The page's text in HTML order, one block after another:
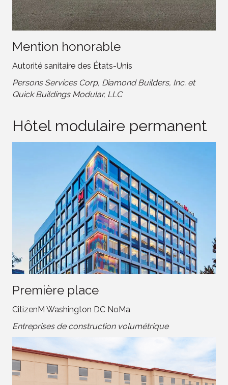
Mention honorable
Autorité sanitaire des États-Unis
Persons Services Corp, Diamond Builders, Inc. et
Quick Buildings Modular, LLC
Hôtel modulaire permanent
Première place
CitizenM Washington DC NoMa
Entreprises de construction volumétrique